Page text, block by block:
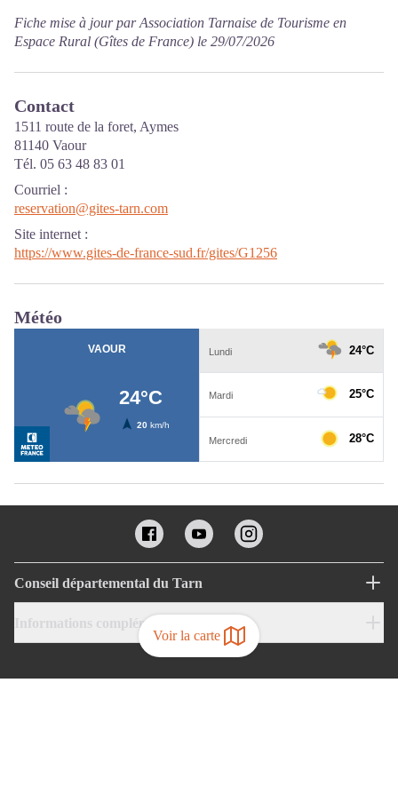
Voir la carte
Fiche mise à jour par Association Tarnaise de Tourisme en
Espace Rural (Gîtes de France) le 29/07/2026
Contact
1511 route de la foret, Aymes
81140 Vaour
Tél. 05 63 48 83 01
Courriel :
reservation@gites-tarn.com
Site internet :
https://www.gites-de-france-sud.fr/gites/G1256
Météo
Conseil départemental du Tarn
Informations complémentaires